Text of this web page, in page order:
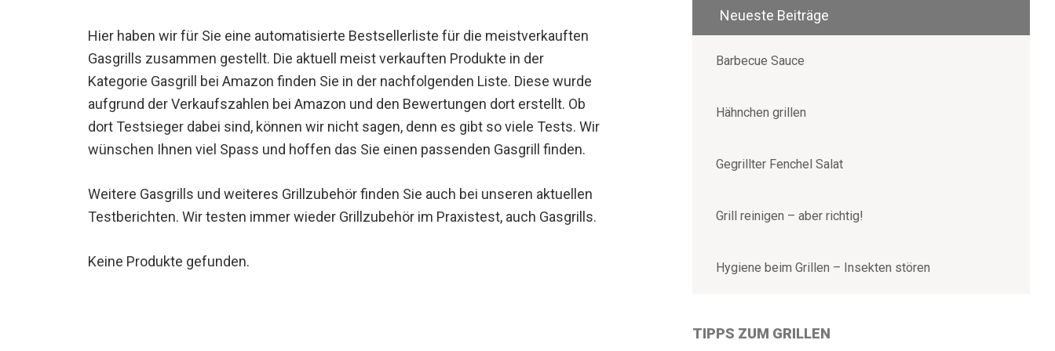
Hier haben wir für Sie eine automatisierte Bestsellerliste für die meistverkauften
Gasgrills zusammen gestellt. Die aktuell meist verkauften Produkte in der
Kategorie Gasgrill bei Amazon finden Sie in der nachfolgenden Liste. Diese wurde
aufgrund der Verkaufszahlen bei Amazon und den Bewertungen dort erstellt. Ob
dort Testsieger dabei sind, können wir nicht sagen, denn es gibt so viele Tests. Wir
wünschen Ihnen viel Spass und hoffen das Sie einen passenden Gasgrill finden.
Weitere Gasgrills und weiteres Grillzubehör finden Sie auch bei unseren aktuellen
Testberichten. Wir testen immer wieder Grillzubehör im Praxistest, auch Gasgrills.
Keine Produkte gefunden.
Neueste Beiträge
Barbecue Sauce
Hähnchen grillen
Gegrillter Fenchel Salat
Grill reinigen – aber richtig!
Hygiene beim Grillen – Insekten stören
TIPPS ZUM GRILLEN